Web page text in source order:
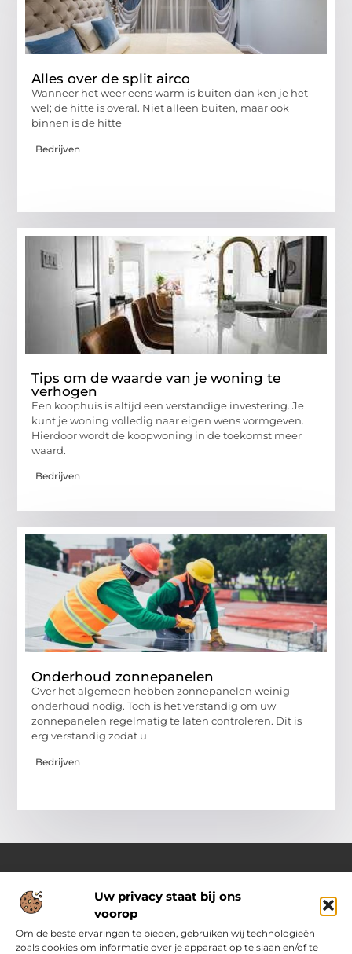
Uw privacy staat bij ons
voorop
Om de beste ervaringen te bieden, gebruiken wij technologieën
zoals cookies om informatie over je apparaat op te slaan en/of te
Alles over de split airco
Wanneer het weer eens warm is buiten dan ken je het
wel; de hitte is overal. Niet alleen buiten, maar ook
binnen is de hitte
Bedrijven
Tips om de waarde van je woning te
verhogen
Een koophuis is altijd een verstandige investering. Je
kunt je woning volledig naar eigen wens vormgeven.
Hierdoor wordt de koopwoning in de toekomst meer
waard.
Bedrijven
Onderhoud zonnepanelen
Over het algemeen hebben zonnepanelen weinig
onderhoud nodig. Toch is het verstandig om uw
zonnepanelen regelmatig te laten controleren. Dit is
erg verstandig zodat u
Bedrijven
Over Pass4sure.nl
Jouw bron voor slimme inzichten en praktische tips
Verken een gevarieerd aanbod aan blogs en artikelen die je
dagelijks ondersteunen met bruikbare adviezen, slimme